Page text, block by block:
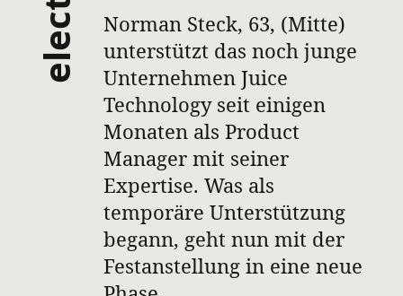
Norman Steck, 63, (Mitte)
unterstützt das noch junge
Unternehmen Juice
Technology seit einigen
Monaten als Product
Manager mit seiner
Expertise. Was als
temporäre Unterstützung
begann, geht nun mit der
Festanstellung in eine neue